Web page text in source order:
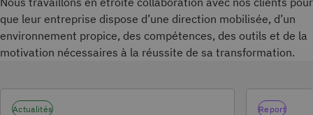
que leur entreprise dispose d’une direction mobilisée, d’un
environnement propice, des compétences, des outils et de la
motivation nécessaires à la réussite de sa transformation.
Actualités Report